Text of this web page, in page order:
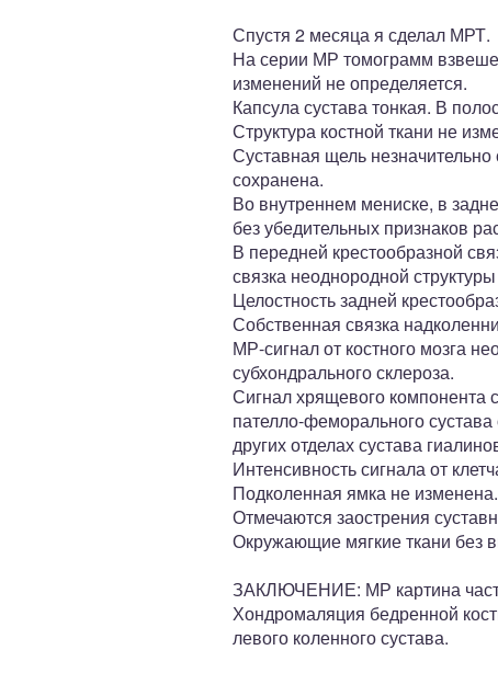
Спустя 2 месяца я сделал МРТ.
На серии МР томограмм
изменений не определяется.
Капсула сустава тонкая. В
Структура костной ткани не
Суставная щель
сохранена.
Во внутреннем мениске, в
без убедительных признаков
В передней крестообразной
связка неоднородной
Целостность задней
Собственная связка
МР-сигнал от костного мозга
субхондрального склероза.
Сигнал хрящевого компонента
пателло-феморального
других отделах сустава
Интенсивность сигнала от
Подколенная ямка не изменена.
Отмечаются заострения
Окружающие мягкие ткани без
ЗАКЛЮЧЕНИЕ: МР картина
Хондромаляция бедренной
левого коленного сустава.